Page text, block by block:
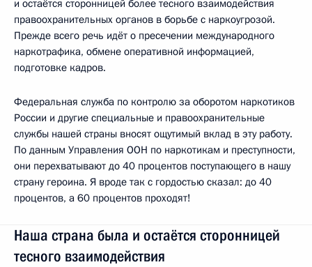
и остаётся сторонницей более тесного взаимодействия
правоохранительных органов в борьбе с наркоугрозой.
Прежде всего речь идёт о пресечении международного
наркотрафика, обмене оперативной информацией,
подготовке кадров.
Федеральная служба по контролю за оборотом наркотиков
России и другие специальные и правоохранительные
службы нашей страны вносят ощутимый вклад в эту работу.
По данным Управления ООН по наркотикам и преступности,
они перехватывают до 40 процентов поступающего в нашу
страну героина. Я вроде так с гордостью сказал: до 40
процентов, а 60 процентов проходят!
Наша страна была и остаётся сторонницей
тесного взаимодействия